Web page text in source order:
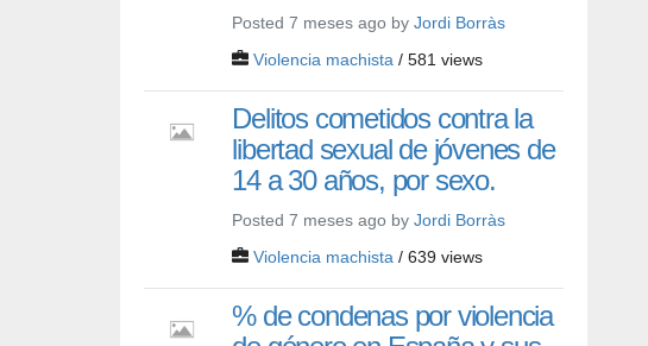
Posted 7 meses ago byJordi Borràs
Violencia machista / 581 views
Delitos cometidos contra la
libertad sexual de jóvenes de
14 a 30 años, por sexo.
Posted 7 meses ago byJordi Borràs
Violencia machista / 639 views
% de condenas por violencia